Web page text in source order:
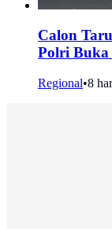
Calon
Polri Buka
Regional•8